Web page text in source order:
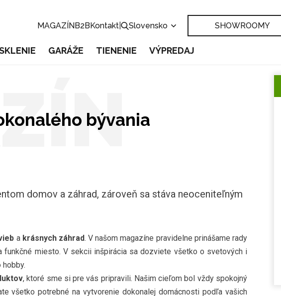
MAGAZÍNB2BKontakt Slovensko SHOWROOMY
GARÁŽE TIENENIE VÝPREDAJ
bývania
domov a záhrad, zároveň sa stáva neoceniteľným
a krásnych záhrad. V našom magazíne pravidelne prinášame rady
miesto. V sekcii inšpirácia sa dozviete všetko o svetových i
, ktoré sme si pre vás pripravili. Našim cieľom bol vždy spokojný
všetko potrebné na vytvorenie dokonalej domácnosti podľa vašich